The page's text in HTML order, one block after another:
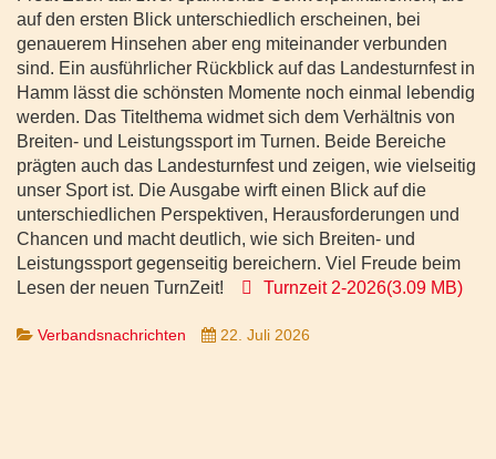
auf den ersten Blick unterschiedlich erscheinen, bei
genauerem Hinsehen aber eng miteinander verbunden
sind. Ein ausführlicher Rückblick auf das Landesturnfest in
Hamm lässt die schönsten Momente noch einmal lebendig
werden. Das Titelthema widmet sich dem Verhältnis von
Breiten- und Leistungssport im Turnen. Beide Bereiche
prägten auch das Landesturnfest und zeigen, wie vielseitig
unser Sport ist. Die Ausgabe wirft einen Blick auf die
unterschiedlichen Perspektiven, Herausforderungen und
Chancen und macht deutlich, wie sich Breiten- und
Leistungssport gegenseitig bereichern. Viel Freude beim
Lesen der neuen TurnZeit!
pdf
Turnzeit 2-2026(3.09 MB)
Verbandsnachrichten 22. Juli 2026